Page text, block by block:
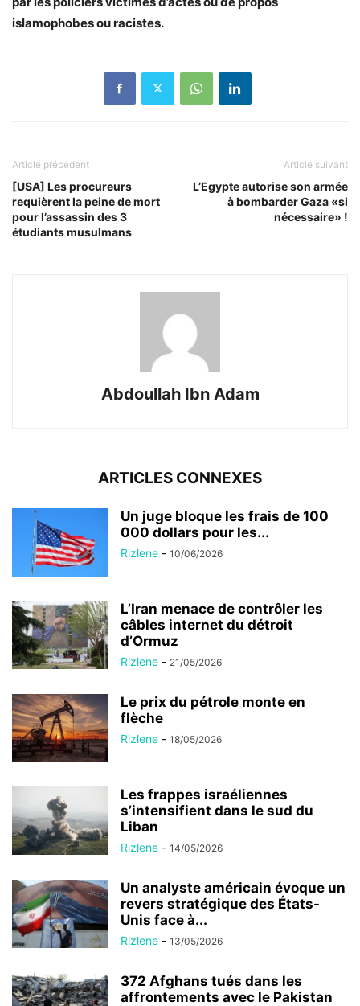
islamophobes ou racistes.
Article précédent
[USA] Les procureurs
requièrent la peine de mort
pour l’assassin des 3
étudiants musulmans
Article suivant
L’Egypte autorise son armée
à bombarder Gaza «si
nécessaire» !
Abdoullah Ibn Adam
ARTICLES CONNEXES
Un juge bloque les frais de 100
000 dollars pour les...
Rizlene - 10/06/2026
L’Iran menace de contrôler les
câbles internet du détroit
d’Ormuz
Rizlene - 21/05/2026
Le prix du pétrole monte en
flèche
Rizlene - 18/05/2026
Les frappes israéliennes
s’intensifient dans le sud du
Liban
Rizlene - 14/05/2026
Un analyste américain évoque un
revers stratégique des États-
Unis face à...
Rizlene - 13/05/2026
372 Afghans tués dans les
affrontements avec le Pakistan